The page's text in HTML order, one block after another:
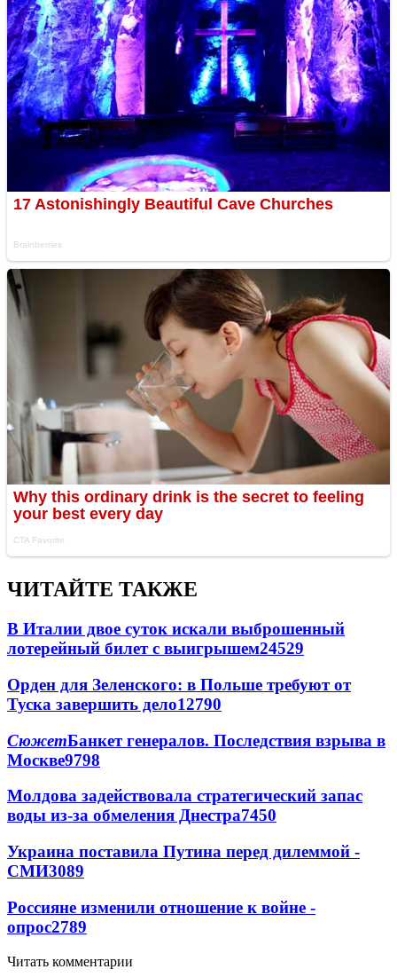
ЧИТАЙТЕ ТАКЖЕ
В Италии двое суток искали выброшенный
лотерейный билет с выигрышем24529
Орден для Зеленского: в Польше требуют от
Туска завершить дело12790
СюжетБанкет генералов. Последствия взрыва в
Москве9798
Молдова задействовала стратегический запас
воды из-за обмеления Днестра7450
Украина поставила Путина перед дилеммой -
СМИ3089
Россияне изменили отношение к войне -
опрос2789
Читать комментарии